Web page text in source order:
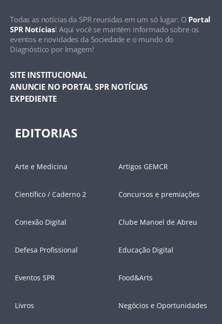
Todas as notícias da SPR reunidas em um só lugar: O Portal
SPR Notícias! Aqui você se mantém informado sobre os
eventos e novidades da Sociedade e o mundo do
Diagnóstico por Imagem!
SITE INSTITUCIONAL
ANUNCIE NO PORTAL SPR NOTÍCIAS
EXPEDIENTE
EDITORIAS
Arte e Medicina Artigos GEMCR
Científico / Caderno 2 Concursos e premiações
Conexão Digital Clube Manoel de Abreu
Defesa Profissional Educação Digital
Eventos SPR Food&Arts
Livros Negócios e Oportunidades